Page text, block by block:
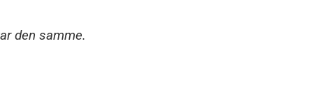
den samme.